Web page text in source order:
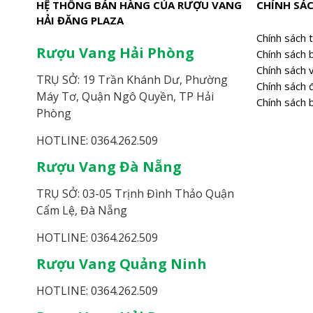
Rượu Vang Đỏ Ý Phonico Primitivo
Rượu vang đỏ Ý S. Crucis Primitivo di
Vang Nổ Moscato Black Diamond
Quà Tết Rượu vang 2025 - Vang trắng
HỆ THỐNG BÁN HÀNG CỦA RƯỢU VANG
HẢI ĐĂNG PLAZA
Rượu Vang Hải Phòng
TRỤ SỞ: 19 Trần Khánh Dư, Phường
Máy Tơ, Quận Ngô Quyền, TP Hải
Phòng
HOTLINE: 0364.262.509
Rượu Vang Đà Nẵng
TRỤ SỞ: 03-05 Trịnh Đình Thảo Quận
Cẩm Lệ, Đà Nẵng
HOTLINE: 0364.262.509
Rượu Vang Quảng Ninh
HOTLINE: 0364.262.509
CHÍNH
Chính sách
Chính sách
Chính sách
Chính sách
Chính sách